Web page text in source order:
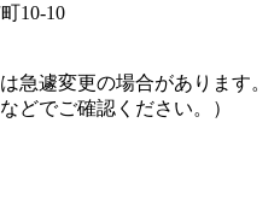
10-10
急遽変更の場合があります。
どでご確認ください。）